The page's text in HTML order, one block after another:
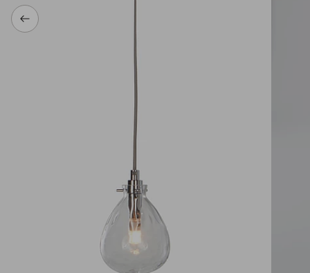
Tilbage